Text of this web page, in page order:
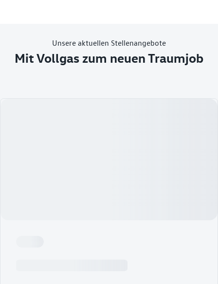
Unsere aktuellen Stellenangebote
Mit Vollgas zum neuen Traumjob